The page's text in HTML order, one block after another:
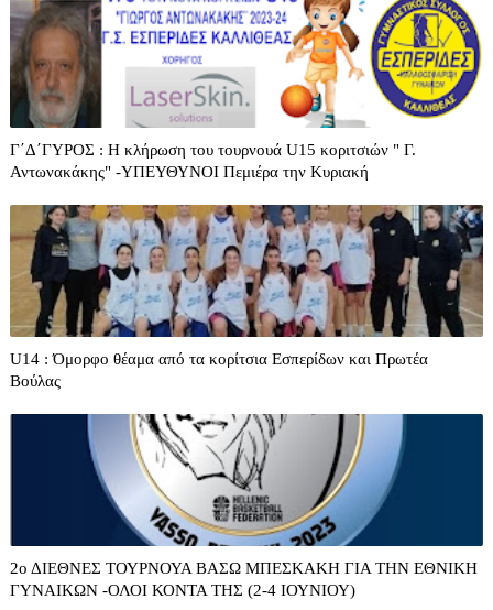
Γ΄Δ΄ΓΥΡΟΣ : Η κλήρωση του τουρνουά U15 κοριτσιών " Γ.
Αντωνακάκης" -ΥΠΕΥΘΥΝΟΙ Πεμιέρα την Κυριακή
U14 : Όμορφο θέαμα από τα κορίτσια Εσπερίδων και Πρωτέα
Βούλας
2ο ΔΙΕΘΝΕΣ ΤΟΥΡΝΟΥΑ ΒΑΣΩ ΜΠΕΣΚΑΚΗ ΓΙΑ ΤΗΝ ΕΘΝΙΚΗ
ΓΥΝΑΙΚΩΝ -ΟΛΟΙ ΚΟΝΤΑ ΤΗΣ (2-4 ΙΟΥΝΙΟΥ)